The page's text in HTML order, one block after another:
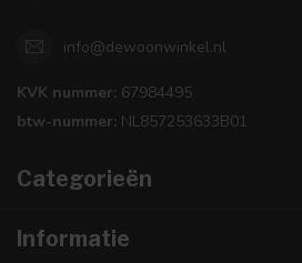
info@dewoonwinkel.nl
KVK nummer: 67984495
btw-nummer: NL857253633B01
Categorieën
Informatie